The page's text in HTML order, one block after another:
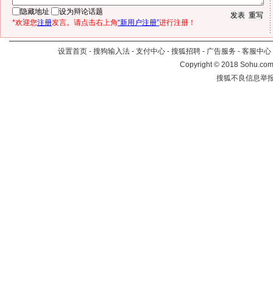
隐藏地址
设为辩论话题
*欢迎您注册发言。请点击右上角“新用户注册”进行注册！
设置首页 - 搜狗输入法 - 支付中心 - 搜狐招聘 - 广告服务 - 客服中心
Copyright©2018
搜狐不良信息举